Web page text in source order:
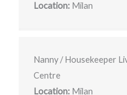
Location:Milan
Nanny / Housekeeper
Centre
Location:Milan